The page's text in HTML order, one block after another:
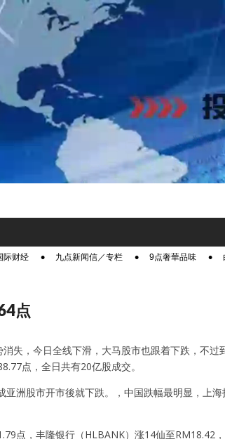
际财经 九点新闻信／专栏 9点奢華品味
点
失，今日全线下滑，大马股市也跟着下跌，不
点，全日共有20亿股成交。
洲股市开市後就下跌。，中国跌幅最明显，上
点，丰隆银行（HLBANK）涨14仙至RM18.42